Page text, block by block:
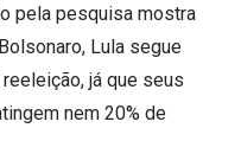
pela pesquisa mostra
Lula segue
já que seus
nem 20% de